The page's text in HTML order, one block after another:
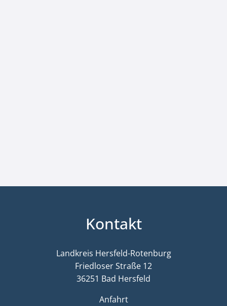
Kontakt
Landkreis Hersfeld-Rotenburg
Friedloser Straße 12
36251 Bad Hersfeld
Anfahrt